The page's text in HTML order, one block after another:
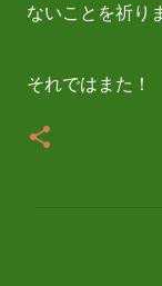
ないことを祈り
それではまた！